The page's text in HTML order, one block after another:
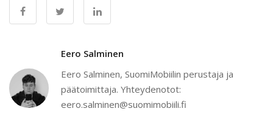
Eero Salminen
Eero Salminen, SuomiMobiilin perustaja ja
päätoimittaja. Yhteydenotot:
eero.salminen@suomimobiili.fi